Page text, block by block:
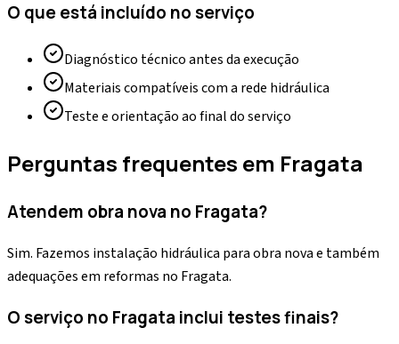
O que está incluído no serviço
Diagnóstico técnico antes da execução
Materiais compatíveis com a rede hidráulica
Teste e orientação ao final do serviço
Perguntas frequentes em Fragata
Atendem obra nova no Fragata?
Sim. Fazemos instalação hidráulica para obra nova e também
adequações em reformas no Fragata.
O serviço no Fragata inclui testes finais?